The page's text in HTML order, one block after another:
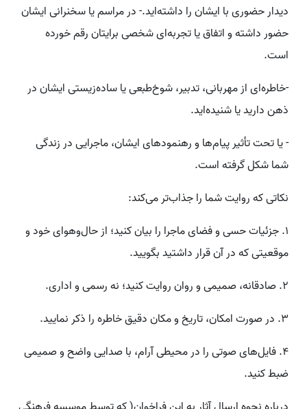
دیدار حضوری با ایشان را داشته‌اید.- در مراسم یا سخنرانی ایشان
حضور داشته و اتفاق یا تجربه‌ای شخصی برایتان رقم خورده
است.
-خاطره‌ای از مهربانی، تدبیر، شوخ‌طبعی یا ساده‌زیستی ایشان در
ذهن دارید یا شنیده‌اید.
- یا تحت تأثیر پیام‌ها و رهنمودهای ایشان، ماجرایی در زندگی
شما شکل گرفته است.
نکاتی که روایت شما را جذاب‌تر می‌کند:
۱. جزئیات حسی و فضای ماجرا را بیان کنید؛ از حال‌وهوای خود و
موقعیتی که در آن قرار داشتید بگویید.
۲. صادقانه، صمیمی و روان روایت کنید؛ نه رسمی و اداری.
۳. در صورت امکان، تاریخ و مکان دقیق خاطره را ذکر نمایید.
۴. فایل‌های صوتی را در محیطی آرام، با صدایی واضح و صمیمی
ضبط کنید.